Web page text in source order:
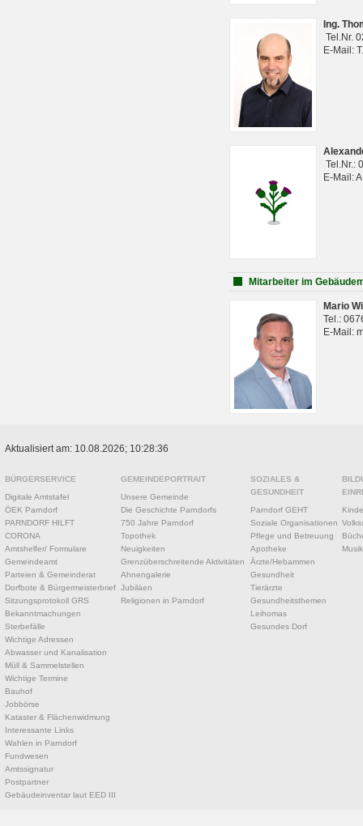
Ing.
Tel.Nr.
E-Mail:
Tel.Nr.:
E-Mail:
Mitarbeiter im
Mario
Tel.:
E-Mail:
Aktualisiert am: 10.08.2026; 10:28:36
BÜRGERSERVICE
Digitale Amtstafel
ÖEK Parndorf
PARNDORF HILFT
CORONA
Amtshelfer/ Formulare
Gemeindeamt
Parteien & Gemeinderat
Dorfbote & Bürgermeisterbrief
Sitzungsprotokoll GRS
Bekanntmachungen
Sterbefälle
Wichtige Adressen
Abwasser und Kanalisation
Müll & Sammelstellen
Wichtige Termine
Bauhof
Jobbörse
Kataster & Flächenwidmung
Interessante Links
Wahlen in Parndorf
Fundwesen
Amtssignatur
Postpartner
Gebäudeinventar laut EED III
GEMEINDEPORTRAIT
Unsere Gemeinde
Die Geschichte Parndorfs
750 Jahre Parndorf
Topothek
Neuigkeiten
Grenzüberschreitende Aktivitäten
Ahnengalerie
Jubiläen
Religionen in Parndorf
SOZIALES &
GESUNDHEIT
Parndorf GEHT
Soziale Organisationen
Pflege und Betreuung
Apotheke
Ärzte/Hebammen
Gesundheit
Tierärzte
Gesundheitsthemen
Leihomas
Gesundes Dorf